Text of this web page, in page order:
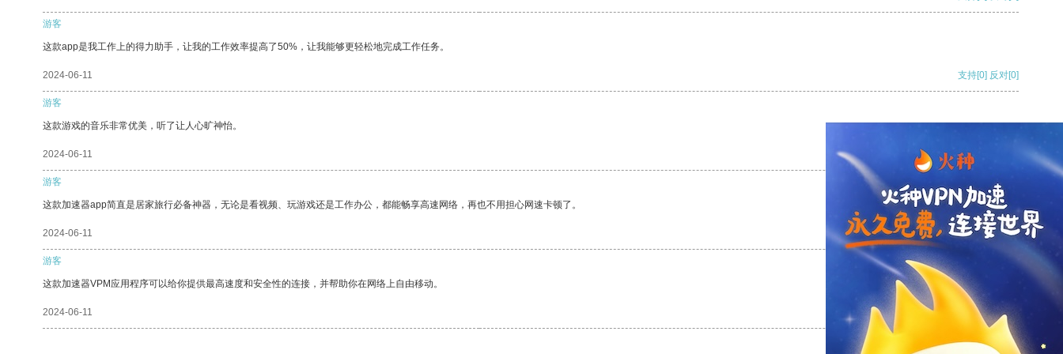
游客
这款app是我工作上的得力助手，让我的工作效率提高了50%，让我能够更轻松地完成工作任务。
2024-06-11 支持[0] 反对[0]
游客
这款游戏的音乐非常优美，听了让人心旷神怡。
2024-06-11 支持
游客
这款加速器app简直是居家旅行必备神器，无论是看视频、玩游戏还是工作办公，都能畅享高速网络，再也不用担心网速卡顿了。
2024-06-11 支持[0] 反对[0]
游客
这款加速器VPM应用程序可以给你提供最高速度和安全性的连接，并帮助你在网络上自由移动。
2024-06-11 支持[0] 反对[0]